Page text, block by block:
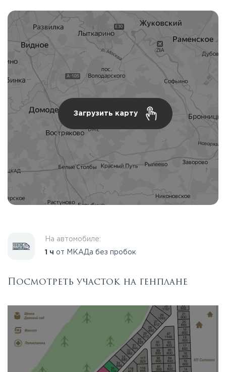
Загрузить карту
На автомобиле:
1 ч от МКАДа без пробок
Посмотреть участок на генплане